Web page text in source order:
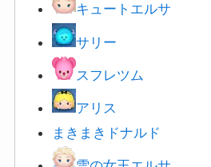
キュートエルサ
サリー
スフレツム
アリス
まきまきドナルド